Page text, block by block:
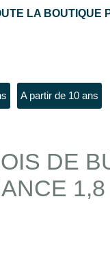
LA BOUTIQUE
A partir de 10 ans
DE
1,8